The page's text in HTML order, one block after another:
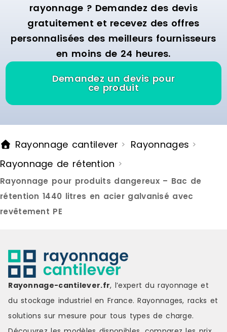
rayonnage ? Demandez des devis
gratuitement et recevez des offres
personnalisées des meilleurs fournisseurs
en moins de 24 heures.
Demandez un devis pour
ce produit
Rayonnage cantilever > Rayonnages >
Rayonnage de rétention >
Rayonnage pour produits dangereux – Bac de
rétention 1440 litres en acier galvanisé avec
revêtement PE
Rayonnage-cantilever.fr, l’expert du rayonnage et
du stockage industriel en France. Rayonnages, racks et
solutions sur mesure pour tous types de charge.